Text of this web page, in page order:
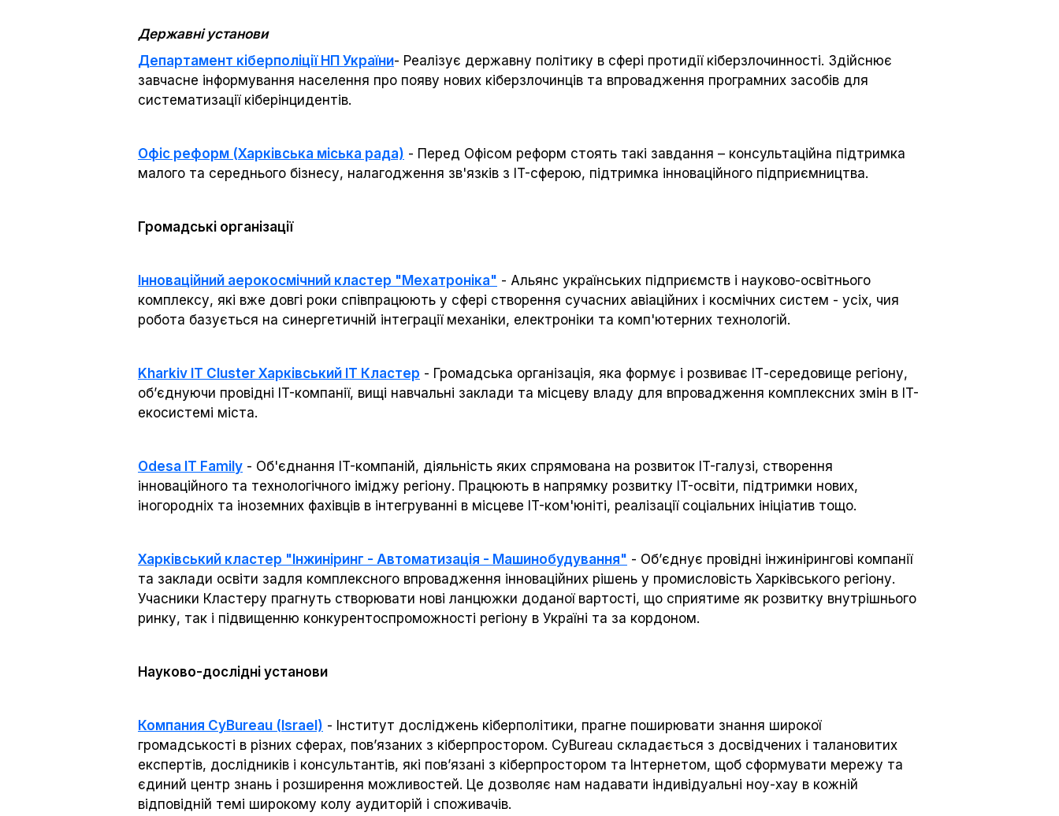
Державні установи
Департамент кіберполіції НП України- Реалізує державну політику в сфері протидії кіберзлочинності. Здійснює
завчасне інформування населення про появу нових кіберзлочинців та впровадження програмних засобів для
систематизації кіберінцидентів.
Офіс реформ (Харківська міська рада) - Перед Офісом реформ стоять такі завдання – консультаційна підтримка
малого та середнього бізнесу, налагодження зв'язків з IT-сферою, підтримка інноваційного підприємництва.
Громадські організації
Інноваційний аерокосмічний кластер "Мехатроніка" - Альянс українських підприємств і науково-освітнього
комплексу, які вже довгі роки співпрацюють у сфері створення сучасних авіаційних і космічних систем - усіх, чия
робота базується на синергетичній інтеграції механіки, електроніки та комп'ютерних технологій.
Kharkiv IT Cluster Харківський IT Кластер - Громадська організація, яка формує і розвиває ІТ-середовище регіону,
об’єднуючи провідні IT-компанії, вищі навчальні заклади та місцеву владу для впровадження комплексних змін в IT-
екосистемі міста.
Odesa IT Family - Об'єднання IT-компаній, діяльність яких спрямована на розвиток IT-галузі, створення
інноваційного та технологічного іміджу регіону. Працюють в напрямку розвитку IT-освіти, підтримки нових,
іногородніх та іноземних фахівців в інтегруванні в місцеве IT-ком'юніті, реалізації соціальних ініціатив тощо.
Харківський кластер "Інжиніринг - Автоматизація - Машинобудування" - Об’єднує провідні інжинірингові компанії
та заклади освіти задля комплексного впровадження інноваційних рішень у промисловість Харківського регіону.
Учасники Кластеру прагнуть створювати нові ланцюжки доданої вартості, що сприятиме як розвитку внутрішнього
ринку, так і підвищенню конкурентоспроможності регіону в Україні та за кордоном.
Науково-дослідні установи
Компания CyBureau (Israel) - Інститут досліджень кіберполітики, прагне поширювати знання широкої
громадськості в різних сферах, пов’язаних з кіберпростором. СyBureau складається з досвідчених і талановитих
експертів, дослідників і консультантів, які пов’язані з кіберпростором та Інтернетом, щоб сформувати мережу та
єдиний центр знань і розширення можливостей. Це дозволяє нам надавати індивідуальні ноу-хау в кожній
відповідній темі широкому колу аудиторій і споживачів.